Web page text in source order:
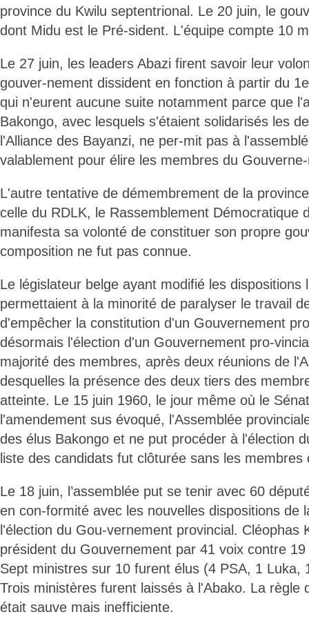
province du Kwilu septentrional. Le 20 juin, le
dont Midu est le Pré-sident. L'équipe compte 10
Le 27 juin, les leaders Abazi firent savoir leur
gouver-nement dissident en fonction à partir du
qui n'eurent aucune suite notamment parce que
Bakongo, avec lesquels s'étaient solidarisés les
l'Alliance des Bayanzi, ne per-mit pas à
valablement pour élire les membres du
L'autre tentative de démembrement de la
celle du RDLK, le Rassemblement Démocratique
manifesta sa volonté de constituer son propre
composition ne fut pas connue.
Le législateur belge ayant modifié les dispositions
permettaient à la minorité de paralyser le travail
d'empêcher la constitution d'un Gouvernement
désormais l'élection d'un Gouvernement pro-
majorité des membres, après deux réunions de
desquelles la présence des deux tiers des
atteinte. Le 15 juin 1960, le jour même où le
l'amendement sus évoqué, l'Assemblée
des élus Bakongo et ne put procéder à l'élection
liste des candidats fut clôturée sans les membres
Le 18 juin, l’assemblée put se tenir avec 60
en con-formité avec les nouvelles dispositions de
l'élection du Gou-vernement provincial. Cléophas
président du Gouvernement par 41 voix contre
Sept ministres sur 10 furent élus (4 PSA, 1 Luka,
Trois ministères furent laissés à l'Abako. La règle
était sauve mais inefficiente.